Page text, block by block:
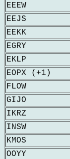
EEEW
EEJS
EEKK
EGRY
EKLP
EOPX (+1)
FLOW
GIJO
IKRZ
INSW
KMOS
OOYY